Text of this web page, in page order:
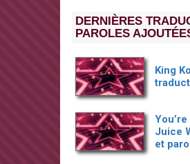
DERNIÈRES
PAROLES
King
Juice
et